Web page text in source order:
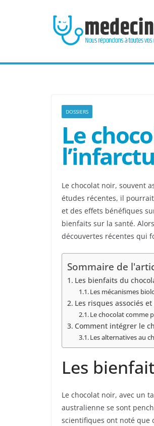
DOSSIERS
Le
Le chocolat noir, souvent
études récentes, il
et des effets bénéfiques
bienfaits sur la santé.
découvertes récentes qui
Sommaire de
Les bienfaits du
Les mécanismes
Les risques associés
Le chocolat comme
Comment intégrer le
Les alternatives au
Les
Le chocolat noir, avec un
australienne se sont
scientifiques ont noté que